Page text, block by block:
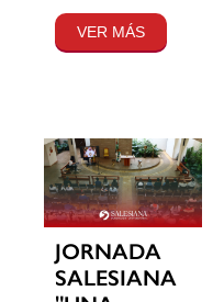
VER MÁS
JORNADA
SALESIANA